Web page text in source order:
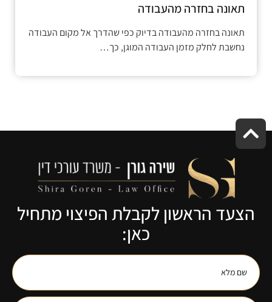
תאונה בחזרה מהעבודה
תאונה בחזרה מהעבודה בדיוק כפי שהדרך אל מקום העבודה
נחשבת לחלק מזמן העבודה המוגן, כך…
הצעד הראשון לקבלת הפיצוי מתחיל
כאן: